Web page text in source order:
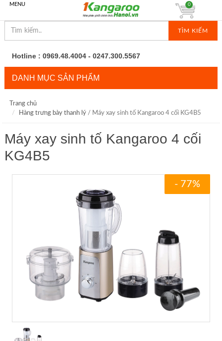
MENU
TÌM KIẾM
0
Hotline : 0969.48.4004 - 0247.300.5567
DANH MỤC SẢN PHẨM
Trang chủ
Hàng trưng bày thanh lý/ Máy xay sinh tố Kangaroo 4 cối KG4B5
Máy xay sinh tố Kangaroo 4 cối
KG4B5
- 77%